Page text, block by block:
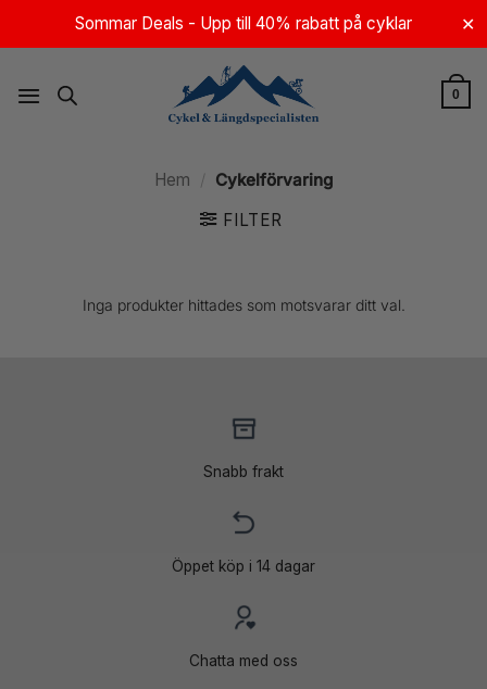
Sommar Deals - Upp till 40% rabatt på cyklar ✕
0
Hem / Cykelförvaring
FILTER
Inga produkter hittades som motsvarar ditt val.
Snabb frakt
Öppet köp i 14 dagar
Chatta med oss